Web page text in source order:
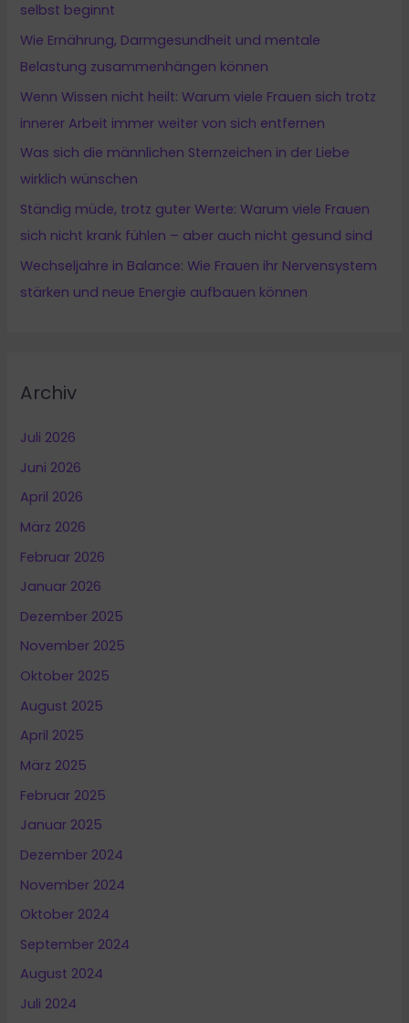
selbst beginnt
Wie Ernährung, Darmgesundheit und mentale
Belastung zusammenhängen können
Wenn Wissen nicht heilt: Warum viele Frauen sich trotz
innerer Arbeit immer weiter von sich entfernen
Was sich die männlichen Sternzeichen in der Liebe
wirklich wünschen
Ständig müde, trotz guter Werte: Warum viele Frauen
sich nicht krank fühlen – aber auch nicht gesund sind
Wechseljahre in Balance: Wie Frauen ihr Nervensystem
stärken und neue Energie aufbauen können
Archiv
Juli 2026
Juni 2026
April 2026
März 2026
Februar 2026
Januar 2026
Dezember 2025
November 2025
Oktober 2025
August 2025
April 2025
März 2025
Februar 2025
Januar 2025
Dezember 2024
November 2024
Oktober 2024
September 2024
August 2024
Juli 2024